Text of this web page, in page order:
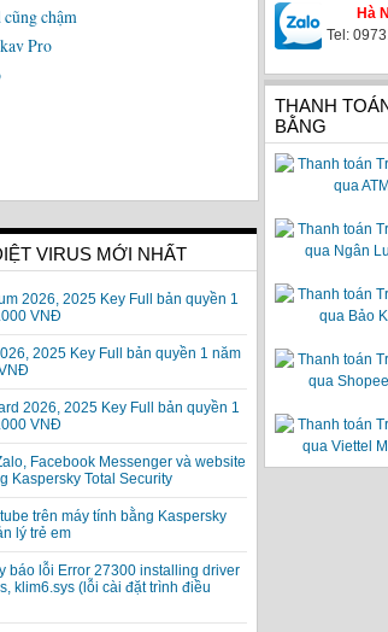
chậm
Pro
VIRUS MỚI NHẤT
2026, 2025 Key Full bản quyền 1
VNĐ
2025 Key Full bản quyền 1 năm
2026, 2025 Key Full bản quyền 1
VNĐ
Facebook Messenger và website
Kaspersky Total Security
trên máy tính bằng Kaspersky
lý trẻ em
báo lỗi Error 27300 installing driver
klim6.sys (lỗi cài đặt trình điều
Hà
Tel:
THANH
BẰNG